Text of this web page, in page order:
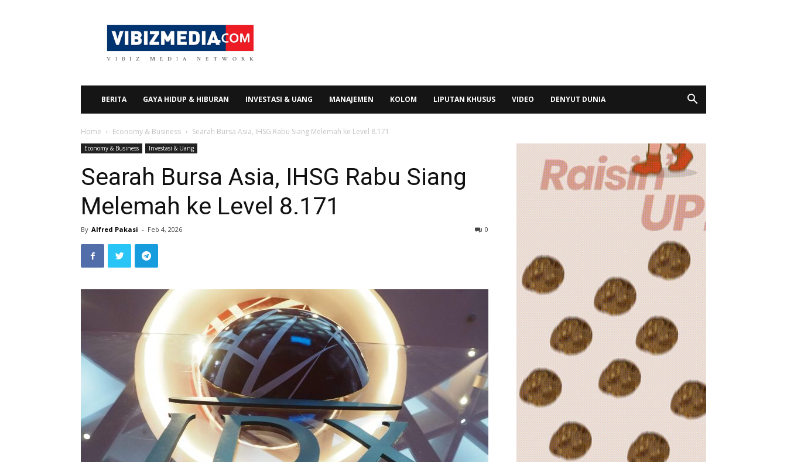
Vibizmedia.com
BERITA GAYA HIDUP & HIBURAN INVESTASI & UANG MANAJEMEN KOLOM LIPUTAN KHUSUS VIDEO DENYUT DUNIA
Home Economy & Business Searah Bursa Asia, IHSG Rabu Siang Melemah ke Level 8.171
Economy & Business Investasi & Uang
Searah Bursa Asia, IHSG Rabu Siang
Melemah ke Level 8.171
By Alfred Pakasi - Feb 4, 2026 0